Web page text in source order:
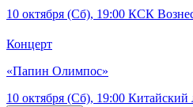
10 октября (Сб), 19:00 КСК
Концерт
«Папин Олимпос»
10 октября (Сб), 19:00 Китайский